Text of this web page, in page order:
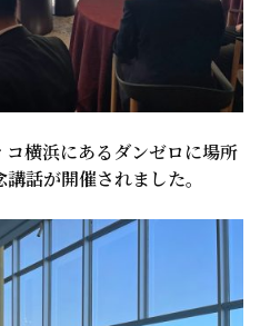
横浜にあるダンゼロに場所
話が開催されました。